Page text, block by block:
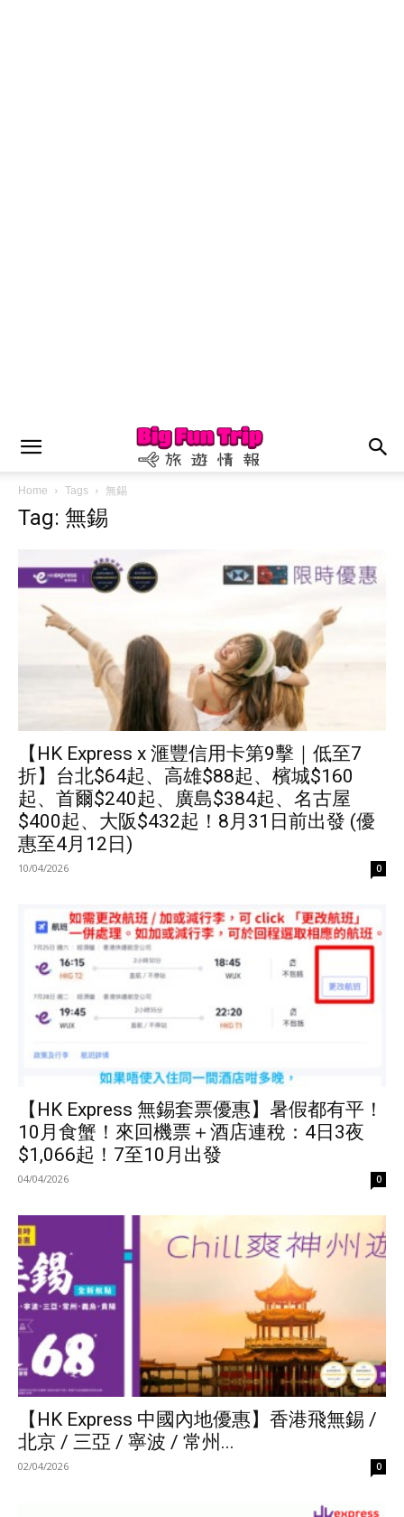
Home Tags 無錫
Tag: 無錫
【HK Express x 滙豐信用卡第9擊｜低至7
折】台北$64起、高雄$88起、檳城$160
起、首爾$240起、廣島$384起、名古屋
$400起、大阪$432起！8月31日前出發 (優
惠至4月12日)
10/04/2026 0
【HK Express 無錫套票優惠】暑假都有平！
10月食蟹！來回機票＋酒店連稅：4日3夜
$1,066起！7至10月出發
04/04/2026 0
【HK Express 中國內地優惠】香港飛無錫 /
北京 / 三亞 / 寧波 / 常州...
02/04/2026 0